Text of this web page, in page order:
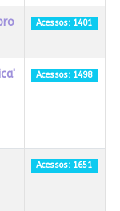
Acessos: 1401
Acessos: 1498
Acessos: 1651